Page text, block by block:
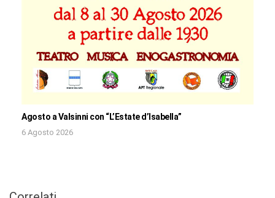
Agosto a Valsinni con “L’Estate d’Isabella”
6 Agosto 2026